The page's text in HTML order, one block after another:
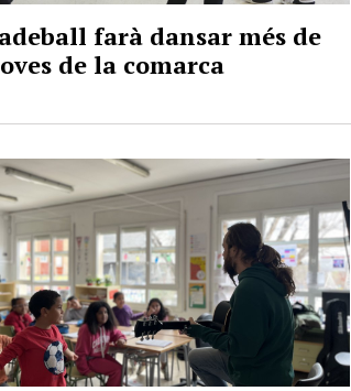
farà dansar més de
de la comarca